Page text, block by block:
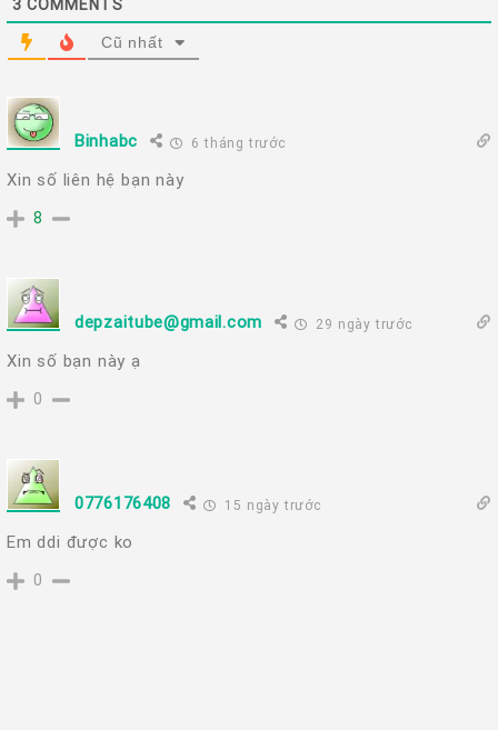
Cũ nhất
Binhabc 6 tháng trước
Xin số liên hệ bạn này
8
depzaitube@gmail.com 29 ngày trước
Xin số bạn này ạ
0
0776176408 15 ngày trước
Em ddi được ko
0